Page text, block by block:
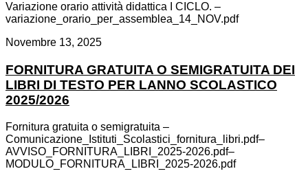
Variazione orario attività didattica I CICLO. –
variazione_orario_per_assemblea_14_NOV.pdf
Novembre 13, 2025
FORNITURA GRATUITA O SEMIGRATUITA DEI
LIBRI DI TESTO PER LANNO SCOLASTICO
2025/2026
Fornitura gratuita o semigratuita –
Comunicazione_Istituti_Scolastici_fornitura_libri.pdf–
AVVISO_FORNITURA_LIBRI_2025-2026.pdf–
MODULO_FORNITURA_LIBRI_2025-2026.pdf